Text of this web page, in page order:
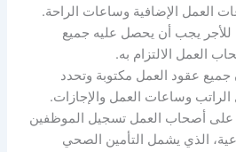
العمل الإضافية وساعات الراحة.
للأجر يجب أن يحصل عليه جميع
العمل الالتزام به.
عقود العمل مكتوبة وتحدد
وساعات العمل والإجازات.
أصحاب العمل تسجيل الموظفين
الذي يشمل التأمين الصحي